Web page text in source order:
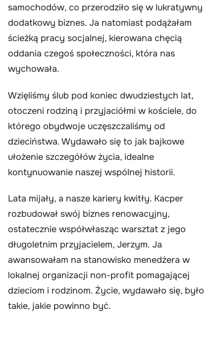
samochodów, co przerodziło się w lukratywny
dodatkowy biznes. Ja natomiast podążałam
ścieżką pracy socjalnej, kierowana chęcią
oddania czegoś społeczności, która nas
wychowała.
Wzięliśmy ślub pod koniec dwudziestych lat,
otoczeni rodziną i przyjaciółmi w kościele, do
którego obydwoje uczęszczaliśmy od
dzieciństwa. Wydawało się to jak bajkowe
ułożenie szczegółów życia, idealne
kontynuowanie naszej wspólnej historii.
Lata mijały, a nasze kariery kwitły. Kacper
rozbudował swój biznes renowacyjny,
ostatecznie współwłasząc warsztat z jego
długoletnim przyjacielem, Jerzym. Ja
awansowałam na stanowisko menedżera w
lokalnej organizacji non-profit pomagającej
dzieciom i rodzinom. Życie, wydawało się, było
takie, jakie powinno być.